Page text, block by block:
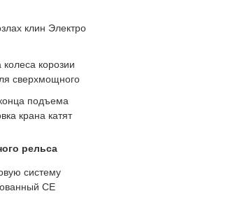
клин Электро
корозии
сверхмощного
подъема
крана катят
рельса
систему
CE